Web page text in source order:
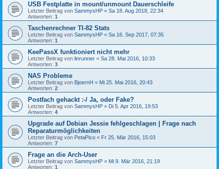
USB Festplatte in mount/unmount Dauerschleife
Letzter Beitrag von SammysHP « Sa 18. Aug 2018, 22:34
Antworten: 1
Taschenrechner TI-82 Stats
Letzter Beitrag von SammysHP « Sa 16. Sep 2017, 07:35
Antworten: 1
KeePassX funktioniert nicht mehr
Letzter Beitrag von linrunner « Sa 28. Mai 2016, 10:33
Antworten: 3
NAS Probleme
Letzter Beitrag von BjoernH « Mi 25. Mai 2016, 20:43
Antworten: 2
Postfach gehackt :-/ Ja, oder Fake?
Letzter Beitrag von SammysHP « Di 5. Apr 2016, 19:53
Antworten: 4
Upgrade auf Debian Jessie fehlgeschlagen | Frage nach
Reparaturmöglichkeiten
Letzter Beitrag von PetaPico « Fr 25. Mär 2016, 15:03
Antworten: 7
Frage an die Arch-User
Letzter Beitrag von SammysHP « Mi 9. Mär 2016, 21:19
Antworten: 1